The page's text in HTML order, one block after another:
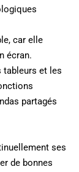
car elle
écran.
tableurs et les
partagés
ses
de bonnes